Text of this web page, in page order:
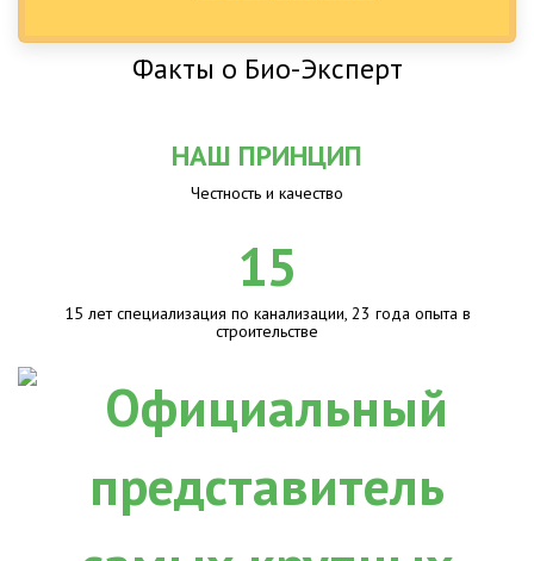
Факты о Био-Эксперт
НАШ ПРИНЦИП
Честность и качество
15
15 лет специализация по канализации, 23 года опыта в
строительстве